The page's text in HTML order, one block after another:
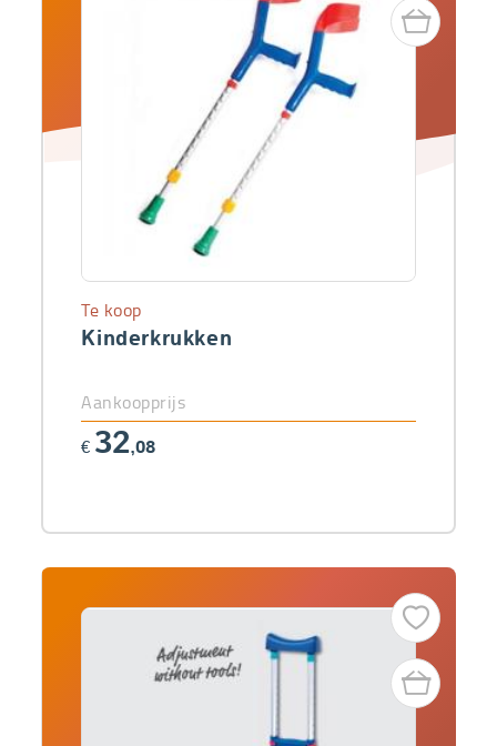
Kinderkrukken
Te koop
Aankoopprijs
€ 32,08